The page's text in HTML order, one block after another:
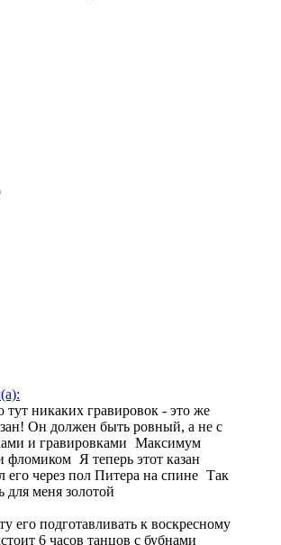
тут никаких гравировок - это же
Он должен быть ровный, а не с
и гравировками Максимум
фломиком Я теперь этот казан
его через пол Питера на спине Так
для меня золотой
его подготавливать к воскресному
6 часов танцов с бубнами